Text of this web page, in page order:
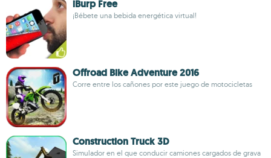
iBurp Free
¡Bébete una bebida energética virtual!
Offroad Bike Adventure 2016
Corre entre los cañones por este juego de motocicletas
Construction Truck 3D
Simulador en el que conducir camiones cargados de grava